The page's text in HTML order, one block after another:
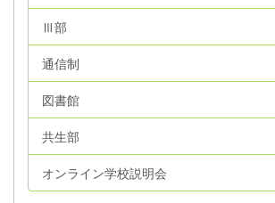
Ⅲ部
通信制
図書館
共生部
オンライン学校説明会